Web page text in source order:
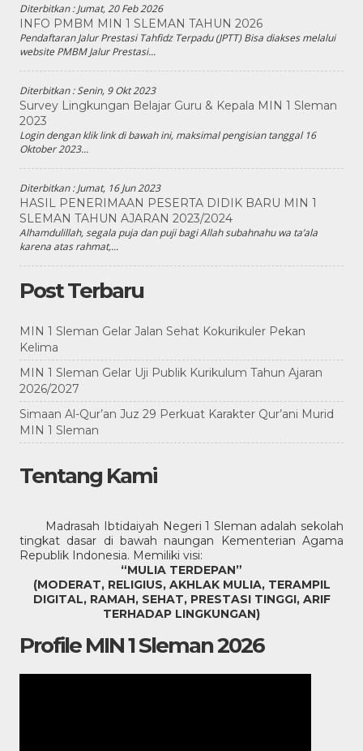
Diterbitkan :Jumat, 20 Feb 2026
INFO PMBM MIN 1 SLEMAN TAHUN 2026
Pendaftaran Jalur Prestasi Tahfidz Terpadu (JPTT) Bisa diakses melalui
website PMBM Jalur Prestasi...
Diterbitkan :Senin, 9 Okt 2023
Survey Lingkungan Belajar Guru & Kepala MIN 1 Sleman
2023
Login dengan klik link di bawah ini, maksimal pengisian tanggal 16
Oktober 2023...
Diterbitkan :Jumat, 16 Jun 2023
HASIL PENERIMAAN PESERTA DIDIK BARU MIN 1
SLEMAN TAHUN AJARAN 2023/2024
Alhamdulillah, segala puja dan puji bagi Allah subahnahu wa ta’ala
karena atas rahmat,...
Post Terbaru
MIN 1 Sleman Gelar Jalan Sehat Kokurikuler Pekan
Kelima
MIN 1 Sleman Gelar Uji Publik Kurikulum Tahun Ajaran
2026/2027
Simaan Al-Qur’an Juz 29 Perkuat Karakter Qur’ani Murid
MIN 1 Sleman
Tentang Kami
Madrasah Ibtidaiyah Negeri 1 Sleman adalah sekolah
tingkat dasar di bawah naungan Kementerian Agama
Republik Indonesia. Memiliki visi:
“MULIA TERDEPAN”
(MODERAT, RELIGIUS, AKHLAK MULIA, TERAMPIL
DIGITAL, RAMAH, SEHAT, PRESTASI TINGGI, ARIF
TERHADAP LINGKUNGAN)
Profile MIN 1 Sleman 2026